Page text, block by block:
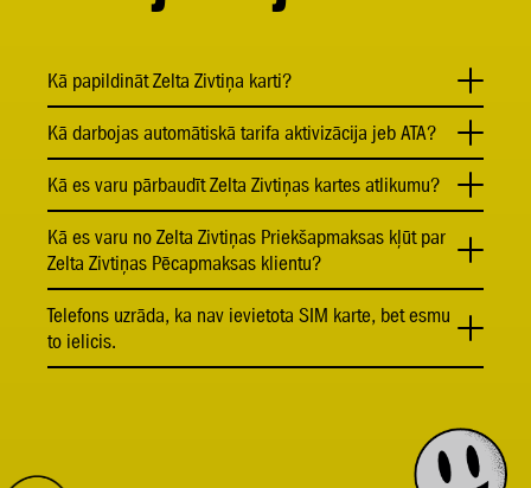
Kā papildināt Zelta Zivtiņa karti?
Kā darbojas automātiskā tarifa aktivizācija jeb ATA?
Kā es varu pārbaudīt Zelta Zivtiņas kartes atlikumu?
Kā es varu no Zelta Zivtiņas Priekšapmaksas kļūt par
Zelta Zivtiņas Pēcapmaksas klientu?
Telefons uzrāda, ka nav ievietota SIM karte, bet esmu
to ielicis.